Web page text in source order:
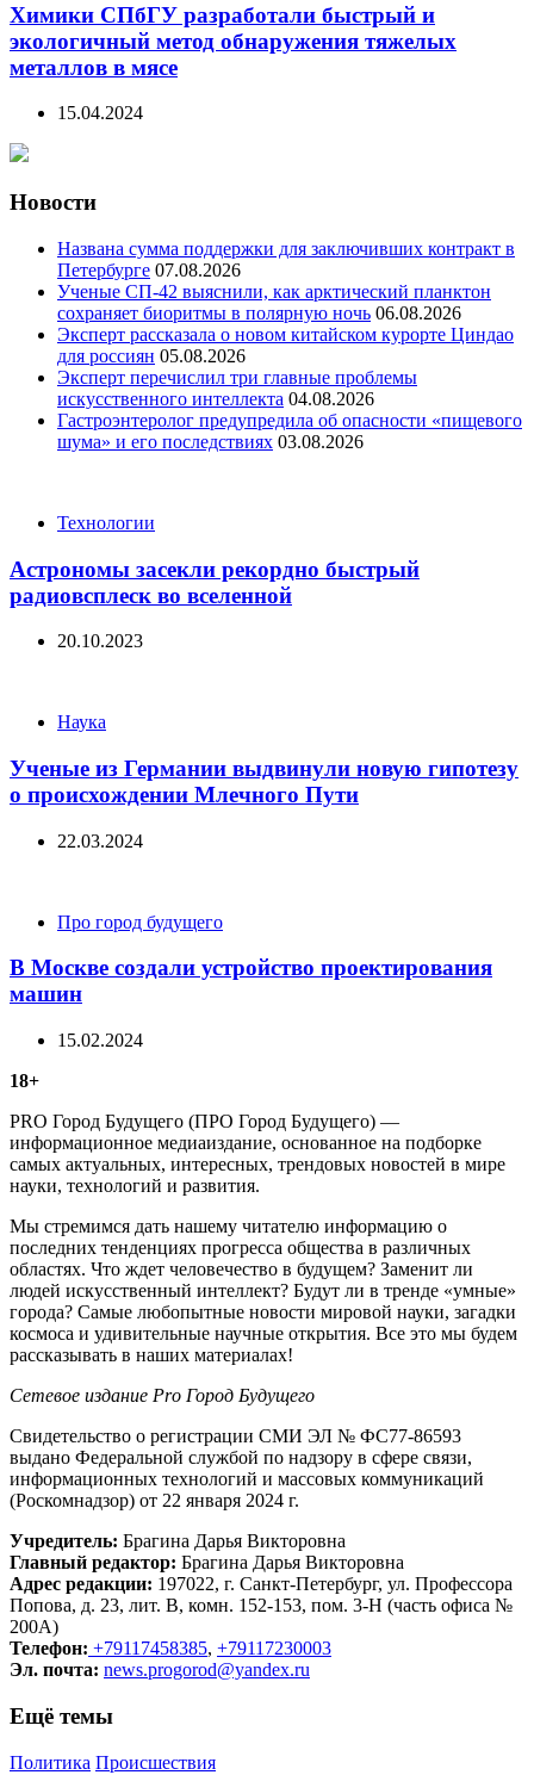
Химики СПбГУ разработали быстрый и
экологичный метод обнаружения тяжелых
металлов в мясе
15.04.2024
Новости
Названа сумма поддержки для заключивших контракт в
Петербурге 07.08.2026
Ученые СП-42 выяснили, как арктический планктон
сохраняет биоритмы в полярную ночь 06.08.2026
Эксперт рассказала о новом китайском курорте Циндао
для россиян 05.08.2026
Эксперт перечислил три главные проблемы
искусственного интеллекта 04.08.2026
Гастроэнтеролог предупредила об опасности «пищевого
шума» и его последствиях 03.08.2026
CategoriesТехнологии
Астрономы засекли рекордно быстрый
радиовсплеск во вселенной
20.10.2023
Categories
Наука
Ученые из Германии выдвинули новую гипотезу
о происхождении Млечного Пути
22.03.2024
CategoriesПро город будущего
В Москве создали устройство проектирования
машин
15.02.2024
18+
PRO Город Будущего (ПРО Город Будущего) —
информационное медиаиздание, основанное на подборке
самых актуальных, интересных, трендовых новостей в мире
науки, технологий и развития.
Мы стремимся дать нашему читателю информацию о
последних тенденциях прогресса общества в различных
областях. Что ждет человечество в будущем? Заменит ли
людей искусственный интеллект? Будут ли в тренде «умные»
города? Самые любопытные новости мировой науки, загадки
космоса и удивительные научные открытия. Все это мы будем
рассказывать в наших материалах!
Сетевое издание Рrо Город Будущего
Свидетельство о регистрации СМИ ЭЛ № ФС77-86593
выдано Федеральной службой по надзору в сфере связи,
информационных технологий и массовых коммуникаций
(Роскомнадзор) от 22 января 2024 г.
Учредитель: Брагина Дарья Викторовна
Главный редактор: Брагина Дарья Викторовна
Адрес редакции: 197022, г. Санкт-Петербург, ул. Профессора
Попова, д. 23, лит. В, комн. 152-153, пом. 3-Н (часть офиса №
200А)
Телефон: +79117458385, +79117230003
Эл. почта: news.progorod@yandex.ru
Ещё темы
Политика Происшествия